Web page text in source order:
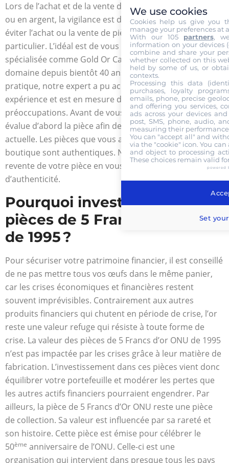
Lors de l’achat et de la vente de pièces de monnaie en or
ou en argent, la vigilance est de rigueur. Vous devez
éviter l’achat ou la vente de pièces d’or de particulier à
particulier. L’idéal est de vous référer à une boutique
spécialisée comme Gold Or Cash. Celle-ci opère dans le
domaine depuis bientôt 40 ans. Durant ces années de
pratique, notre expert a pu acquérir une bonne
expérience et est en mesure de répondre à toutes vos
préoccupations. Avant de vous soumettre une offre, il
évalue d’abord la pièce afin de connaître sa valeur
actuelle. Les pièces que vous aurez à acheter dans notre
boutique sont authentiques. Nous vous facilitons la
revente de votre pièce en vous remettant le certificat
d’authenticité.
Pourquoi investir dans les
pièces de 5 Francs d’Or ONU
de 1995 ?
Pour sécuriser votre patrimoine financier, il est conseillé
de ne pas mettre tous vos œufs dans le même panier,
car les crises économiques et financières restent
souvent imprévisibles. Contrairement aux autres
produits financiers qui chutent en période de crise, l’or
reste une valeur refuge qui résiste à toute forme de
crise. La valeur des pièces de 5 Francs d’or ONU de 1995
n’est pas impactée par les crises grâce à leur matière de
fabrication. L’investissement dans ces pièces vient donc
équilibrer votre portefeuille et modérer les pertes que
les autres actifs financiers pourraient engendrer. Par
ailleurs, la pièce de 5 Francs d’Or ONU reste une pièce
de collection. Sa valeur est influencée par sa rareté et
son histoire. Cette pièce est émise pour célébrer le
50ème anniversaire de l’ONU. Celle-ci est une
organisation qui intervient dans presque tous les pays
We use cookies
Cookies help us give you
manage your preferences at
With our 105 partners,
information on your devices
combine and share your
whether collected on this
held by some of us, or
contexts.
Processing this data
purchases, loyalty
emails, phone, precise
and offering you services,
ads across your devices
post, SMS, phone, audio,
measuring their
You can "accept all" and
via the "cookie" icon. You
and object to processing
These choices remain valid
powered
Set